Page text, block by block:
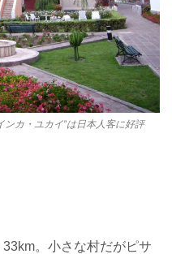
ンカ・ユカイ”は日本人客に好評
。小さな村だがピサ